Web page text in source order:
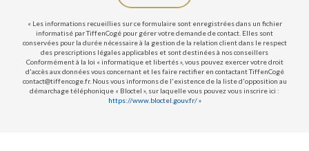
« Les informations recueillies sur ce formulaire sont enregistrées dans un fichier
informatisé par TiffenCogé pour gérer votre demande de contact. Elles sont
conservées pour la durée nécessaire à la gestion de la relation client dans le respect
des prescriptions légales applicables et sont destinées à nos conseillers
Conformément à la loi « informatique et libertés », vous pouvez exercer votre droit
d'accès aux données vous concernant et les faire rectifier en contactant TiffenCogé
contact@tiffencoge.fr. Nous vous informons de l'existence de la liste d'opposition au
démarchage téléphonique « Bloctel », sur laquelle vous pouvez vous inscrire ici :
https://www.bloctel.gouv.fr/»